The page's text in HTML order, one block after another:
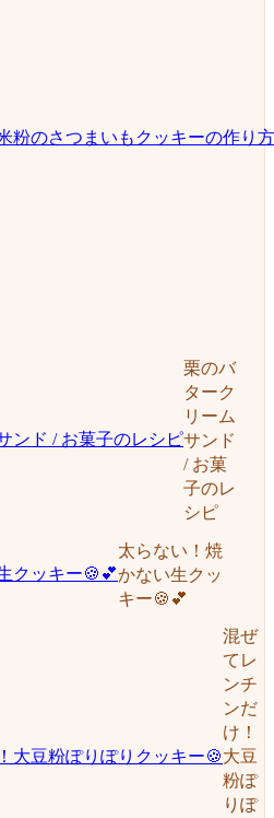
栗のバ
ターク
リーム
サンド
/ お菓
子のレ
シピ
太らない！焼
かない生クッ
キー🍪💕
混ぜ
てレ
ンチ
ンだ
け！
大豆
粉ぽ
りぽ